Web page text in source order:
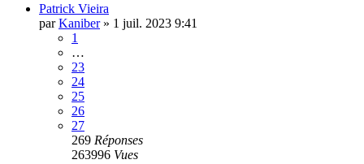
Patrick Vieira
parKaniber» 1 juil. 2023 9:41
1
…
23
24
25
26
27
269 Réponses
263996 Vues